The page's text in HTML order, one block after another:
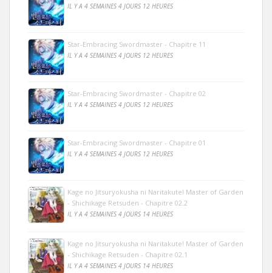
IL Y A 4 SEMAINES 4 JOURS 12 HEURES
Star-Embracing Swordmaster - Chapitre 11
IL Y A 4 SEMAINES 4 JOURS 12 HEURES
Star-Embracing Swordmaster - Chapitre 02
IL Y A 4 SEMAINES 4 JOURS 12 HEURES
Star-Embracing Swordmaster - Chapitre 01
IL Y A 4 SEMAINES 4 JOURS 12 HEURES
Kage no Jitsuryokusha ni Naritakute! Master of Garden
- Shichikage Retsuden - Chapitre 02.2
IL Y A 4 SEMAINES 4 JOURS 14 HEURES
Kage no Jitsuryokusha ni Naritakute! Master of Garden
- Shichikage Retsuden - Chapitre 02.1
IL Y A 4 SEMAINES 4 JOURS 14 HEURES